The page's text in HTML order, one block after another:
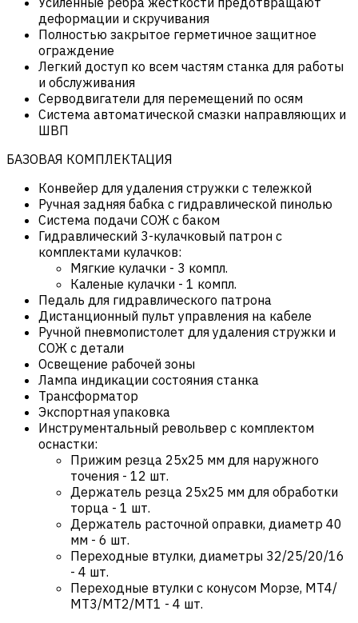
деформации и скручивания
Полностью закрытое герметичное защитное
ограждение
Легкий доступ ко всем частям станка для работы
и обслуживания
Серводвигатели для перемещений по осям
Система автоматической смазки направляющих и
ШВП
БАЗОВАЯ КОМПЛЕКТАЦИЯ
Конвейер для удаления стружки с тележкой
Ручная задняя бабка с гидравлической пинолью
Система подачи СОЖ с баком
Гидравлический 3-кулачковый патрон с
комплектами кулачков:
Мягкие кулачки - 3 компл.
Каленые кулачки - 1 компл.
Педаль для гидравлического патрона
Дистанционный пульт управления на кабеле
Ручной пневмопистолет для удаления стружки и
СОЖ с детали
Освещение рабочей зоны
Лампа индикации состояния станка
Трансформатор
Экспортная упаковка
Инструментальный револьвер с комплектом
оснастки:
Прижим резца 25х25 мм для наружного
точения - 12 шт.
Держатель резца 25х25 мм для обработки
торца - 1 шт.
Держатель расточной оправки, диаметр 40
мм - 6 шт.
Переходные втулки, диаметры 32/25/20/16
- 4 шт.
Переходные втулки с конусом Морзе, МT4/
МT3/MT2/MT1 - 4 шт.